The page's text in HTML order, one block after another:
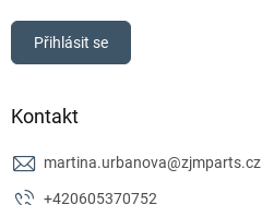
Přihlásit se
Kontakt
martina.urbanova@zjmparts.cz
+420605370752